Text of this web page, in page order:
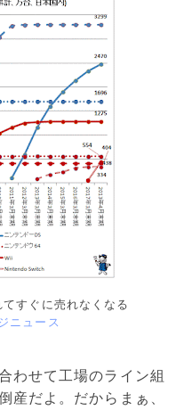
すぐに売れなくなる
ニュース
わせて工場のライン組
産だよ。だからまぁ、